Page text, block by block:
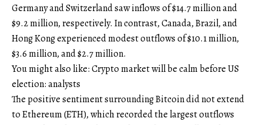
Germany and Switzerland saw inflows of $14.7 million and
$9.2 million, respectively. In contrast, Canada, Brazil, and
Hong Kong experienced modest outflows of $10.1 million,
$3.6 million, and $2.7 million.
You might also like: Crypto market will be calm before US
election: analysts
The positive sentiment surrounding Bitcoin did not extend
to Ethereum (ETH), which recorded the largest outflows